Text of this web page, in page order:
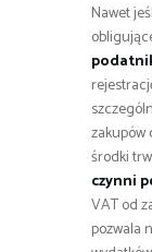
Nawet
zakupów
środki
czynni
VAT od
pozwala